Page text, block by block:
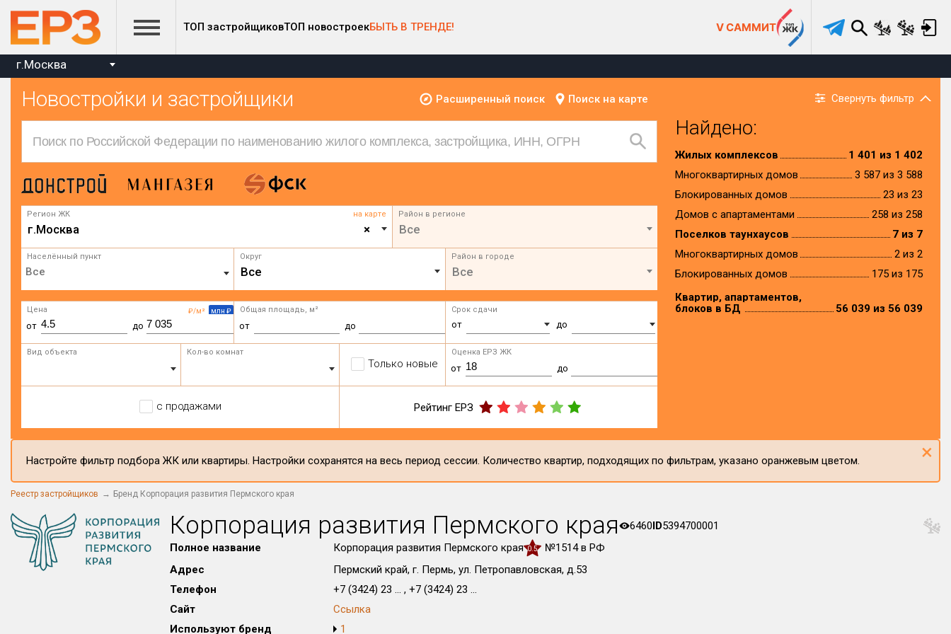
ТОП застройщиковТОП новостроекБЫТЬ В ТРЕНДЕ! V САММИТ
г.Москва
Новостройки и застройщики Расширенный поиск Поиск на карте Свернуть фильтр
Регион ЖК на карте
×
г.Москва
Район в регионе
Все
Населённый пункт Округ
Все
Район в городе
Все
₽/м² млн ₽
Цена
от до
Общая площадь, м²
от до
Срок сдачи
от до
Вид объекта Кол-во комнат
Только новые
Оценка ЕРЗ ЖК
от до
с продажами Рейтинг ЕРЗ
Найдено:
Жилых комплексов
1 401 из 1 402
Многоквартирных домов
3 587 из 3 588
Блокированных домов
23 из 23
Домов с апартаментами
258 из 258
Поселков таунхаусов
7 из 7
Многоквартирных домов
2 из 2
Блокированных домов
175 из 175
Квартир, апартаментов,
блоков в БД
56 039 из 56 039
Настройте фильтр подбора ЖК или квартиры. Настройки сохранятся на весь период сессии. Количество квартир, подходящих по фильтрам, указано оранжевым цветом. ×
Реестр застройщиков Бренд Корпорация развития Пермского края
Корпорация развития Пермского края 6460ID5394700001
Полное название
Корпорация развития Пермского края 0.5
№1514 в РФ
Адрес
Пермский край, г. Пермь, ул. Петропавловская, д.53
Телефон
+7 (3424) 23 ... , +7 (3424) 23 ...
Сайт
Ссылка
Используют бренд
1